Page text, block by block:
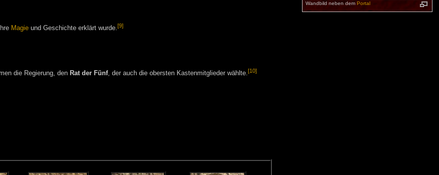
Wandbild neben demPortal
Magie und Geschichte erklärt wurde.[9]
die Regierung, den Rat der Fünf, der auch die obersten Kastenmitglieder wählte.[10]